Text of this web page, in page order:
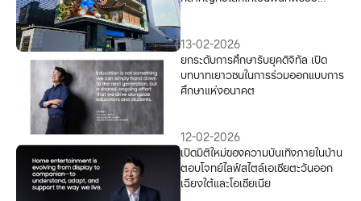
13-02-2026
ยกระดับการศึกษารับยุคดิจิทัล เปิด
บทบาทเยาวชนในการร่วมออกแบบการ
ศึกษาแห่งอนาคต
12-02-2026
เปิดมิติใหม่ของความบันเทิงภายในบ้าน
ตอบโจทย์ไลฟ์สไตล์เอเชียตะวันออก
เฉียงใต้และโอเชียเนีย